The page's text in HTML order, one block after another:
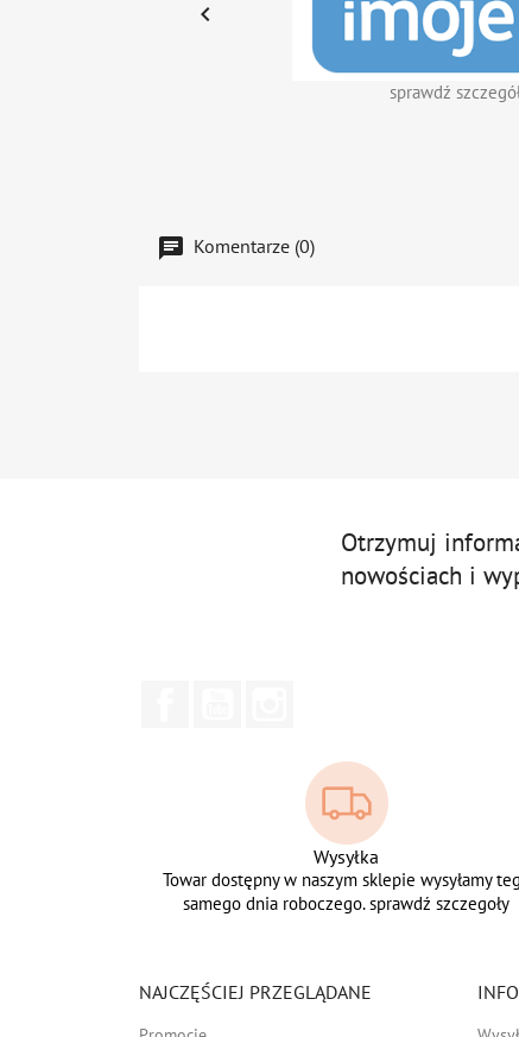
sprawdź

Komentarze (0)
Otrzymuj
nowościach i
Wysyłka
Towar dostępny w naszym sklepie wysyłamy
samego dnia roboczego. sprawdź szczegoły
NAJCZĘŚCIEJ PRZEGLĄDANE